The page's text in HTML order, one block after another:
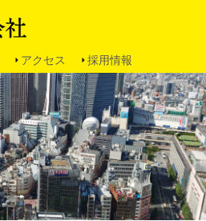
アクセス 採用情報